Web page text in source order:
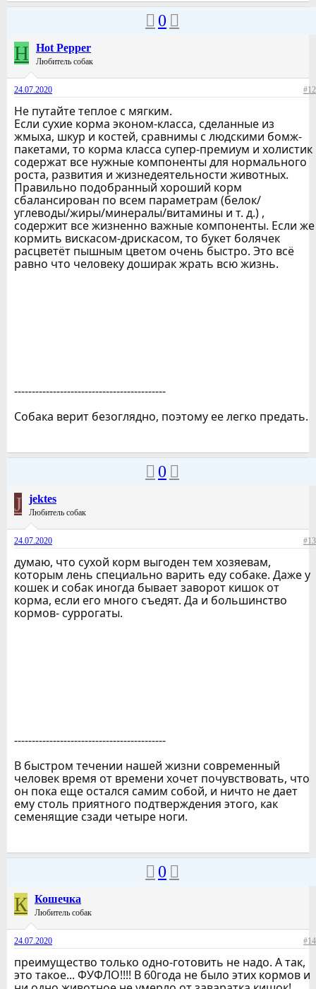
0
H Hot Pepper
Любитель собак
24.07.2020 #12
Не путайте теплое с мягким.
Если сухие корма эконом-класса, сделанные из
жмыха, шкур и костей, сравнимы с людскими бомж-
пакетами, то корма класса супер-премиум и холистик
содержат все нужные компоненты для нормального
роста, развития и жизнедеятельности животных.
Правильно подобранный хороший корм
сбалансирован по всем параметрам (белок/
углеводы/жиры/минералы/витамины и т. д.) ,
содержит все жизненно важные компоненты. Если же
кормить вискасом-дрискасом, то букет болячек
расцветёт пышным цветом очень быстро. Это всё
равно что человеку доширак жрать всю жизнь.
-------------------------------------------
Собака верит безоглядно, поэтому ее легко предать.
0
J jektes
Любитель собак
24.07.2020 #13
думаю, что сухой корм выгоден тем хозяевам,
которым лень специально варить еду собаке. Даже у
кошек и собак иногда бывает заворот кишок от
корма, если его много съедят. Да и большинство
кормов- суррогаты.
-------------------------------------------
В быстром течении нашей жизни современный
человек время от времени хочет почувствовать, что
он пока еще остался самим собой, и ничто не дает
ему столь приятного подтверждения этого, как
семенящие сзади четыре ноги.
0
К Кошечка
Любитель собак
24.07.2020 #14
преимущество только одно-готовить не надо. А так,
это такое... ФУФЛО!!!! В 60года не было этих кормов и